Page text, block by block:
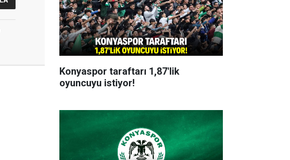
Konyaspor taraftarı 1,87'lik
oyuncuyu istiyor!